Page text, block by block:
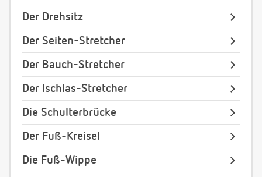
Der Drehsitz
Der Seiten-Stretcher
Der Bauch-Stretcher
Der Ischias-Stretcher
Die Schulterbrücke
Der Fuß-Kreisel
Die Fuß-Wippe